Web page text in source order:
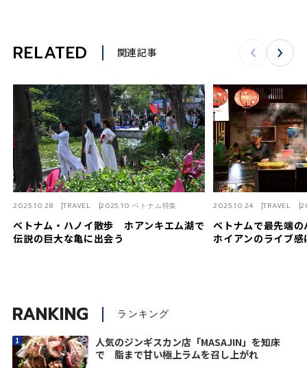
RELATED 関連記事
ベトナム・ハノイ散歩 ホアンキエム湖で
伝説の巨大な亀に出会う
2025.10.28 TRAVEL 2025.10 ベトナム特集
ベトナムで最先端
ホイアンのライブ
2025.10.24 TRAVEL
RANKING ランキング
人気のジンギスカン店「MASAJIN」を知床
で 脂まで甘い極上ラムを召し上がれ